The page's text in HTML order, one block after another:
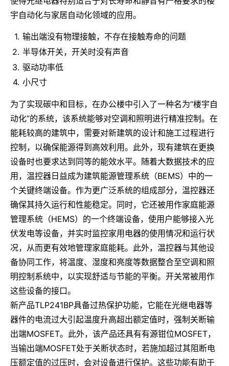
宇自动化与家居自动化领域的应用。
输出端没有物理接触，不存在接触寿命的问题
半导体开关，开关时没有声音
驱动功率低
小尺寸
为了实现碳中和目标，在办公楼中引入了一种名为“楼宇自
动化”的系统，该系统能够对空调和照明进行精准控制。在
能耗较高的建筑中，需要对新建筑的设计和施工过程进行
控制，以确保能源得到高效利用。此外，现有建筑在更换
设备时也要求达到同等的能效水平。随着大数据技术的应
用，温控器日益成为建筑能源管理系统（BEMS）中的一
个关键终端设备。作为更广泛系统的组成部分，温控器还
确保其持久运行和性能稳定。同时，它还被用作家庭能源
管理系统（HEMS）的一个终端设备，使用户能够接入光
伏发电等设备，并实时监控家用电器的使用情况和运行状
况，从而更有效地管理家庭能耗。此外，温控器与其他设
备协同工作，将温度、湿度和亮度等数据整合至空调和照
明控制系统中，以实现舒适与节能的平衡。开关常被用作
这些设备的接口。
新产品TLP241BP具备过热保护功能，它能在光继电器等
器件的电流过大引起温度升高超出额定值时，强制关断输
出端MOSFET。此外，该产品还具有有源钳位MOSFET，
当输出端MOSFET处于关断状态时，若施加超过其阻断电
压额定值的过压时，会对设备进行保护。这些功能有助于